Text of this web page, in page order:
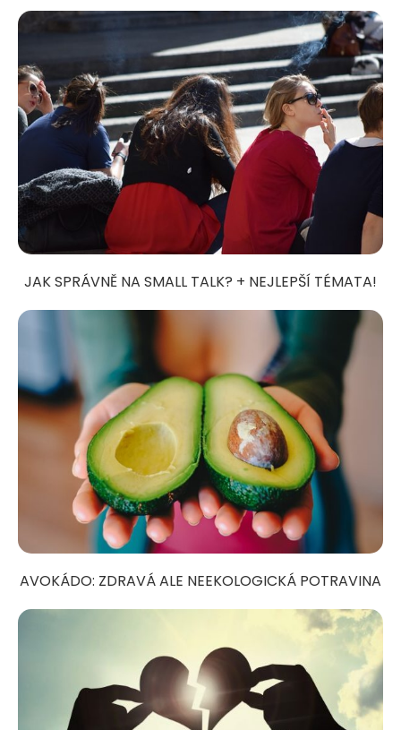
JAK SPRÁVNĚ NA SMALL TALK? + NEJLEPŠÍ TÉMATA!
AVOKÁDO: ZDRAVÁ ALE NEEKOLOGICKÁ POTRAVINA